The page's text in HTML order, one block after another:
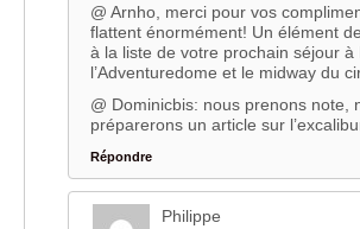
@ Arnho, merci pour vos
flattent énormément! Un élément
à la liste de votre prochain séjour à
l’Adventuredome et le midway du
@ Dominicbis: nous prenons note,
préparerons un article sur
Répondre
Philippe